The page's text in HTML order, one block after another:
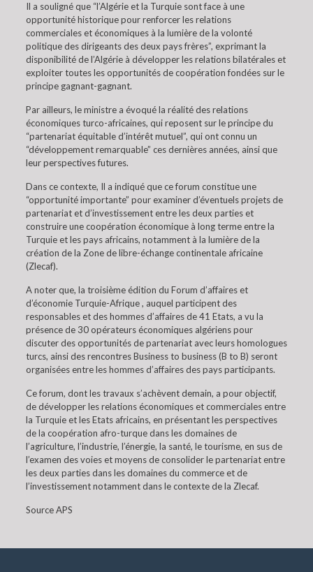
Il a souligné que “l’Algérie et la Turquie sont face à une
opportunité historique pour renforcer les relations
commerciales et économiques à la lumière de la volonté
politique des dirigeants des deux pays frères”, exprimant la
disponibilité de l’Algérie à développer les relations bilatérales et
exploiter toutes les opportunités de coopération fondées sur le
principe gagnant-gagnant.
Par ailleurs, le ministre a évoqué la réalité des relations
économiques turco-africaines, qui reposent sur le principe du
“partenariat équitable d’intérêt mutuel”, qui ont connu un
“développement remarquable” ces dernières années, ainsi que
leur perspectives futures.
Dans ce contexte, Il a indiqué que ce forum constitue une
“opportunité importante” pour examiner d’éventuels projets de
partenariat et d’investissement entre les deux parties et
construire une coopération économique à long terme entre la
Turquie et les pays africains, notamment à la lumière de la
création de la Zone de libre-échange continentale africaine
(Zlecaf).
A noter que, la troisième édition du Forum d’affaires et
d’économie Turquie-Afrique , auquel participent des
responsables et des hommes d’affaires de 41 Etats, a vu la
présence de 30 opérateurs économiques algériens pour
discuter des opportunités de partenariat avec leurs homologues
turcs, ainsi des rencontres Business to business (B to B) seront
organisées entre les hommes d’affaires des pays participants.
Ce forum, dont les travaux s’achèvent demain, a pour objectif,
de développer les relations économiques et commerciales entre
la Turquie et les Etats africains, en présentant les perspectives
de la coopération afro-turque dans les domaines de
l’agriculture, l’industrie, l’énergie, la santé, le tourisme, en sus de
l’examen des voies et moyens de consolider le partenariat entre
les deux parties dans les domaines du commerce et de
l’investissement notamment dans le contexte de la Zlecaf.
Source APS